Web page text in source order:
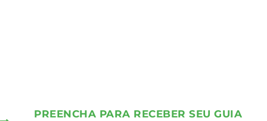
PREENCHA PARA RECEBER SEU GUIA